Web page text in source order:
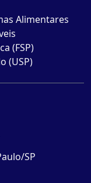
Alimentares
(FSP)
(USP)
SP